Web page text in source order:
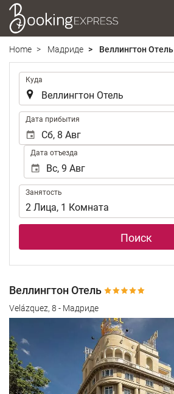
Home Мадриде Веллингтон Отель
Куда
Дата прибытия
Дата отъезда
Занятость
Занятость
2 Лица, 1 Комната
Поиск
Веллингтон Отель
Velázquez, 8 - Мадриде